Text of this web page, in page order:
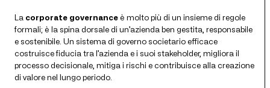
La corporate governance è molto più di un insieme di regole
formali; è la spina dorsale di un’azienda ben gestita, responsabile
e sostenibile. Un sistema di governo societario efficace
costruisce fiducia tra l’azienda e i suoi stakeholder, migliora il
processo decisionale, mitiga i rischi e contribuisce alla creazione
di valore nel lungo periodo.